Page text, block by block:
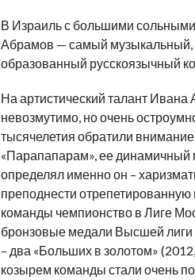
В Израиль с большими
Абрамов — самый музыкальный,
образованный русскоязычный
На артистический талант
невозмутимо, но очень
тысячелетия обратили
«Парапапарам», ее динамичный
определял именно он –
преподнести
команды чемпионство в Лиге
бронзовые медали Высшей лиги
– два «Больших в золотом»
козырем команды стали очень